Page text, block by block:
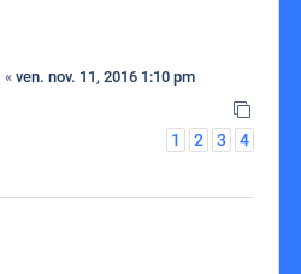
« ven. nov. 11, 2016 1:10 pm
1
2 3 4